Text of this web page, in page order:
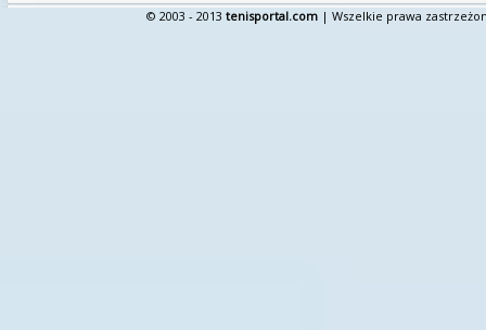
© 2003 - 2013 tenisportal.com | Wszelkie prawa